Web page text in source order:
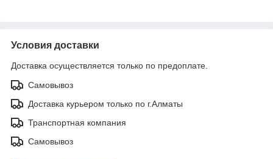
Условия доставки
Доставка осуществляется только по предоплате.
Самовывоз
Доставка курьером только по г.Алматы
Транспортная компания
Самовывоз